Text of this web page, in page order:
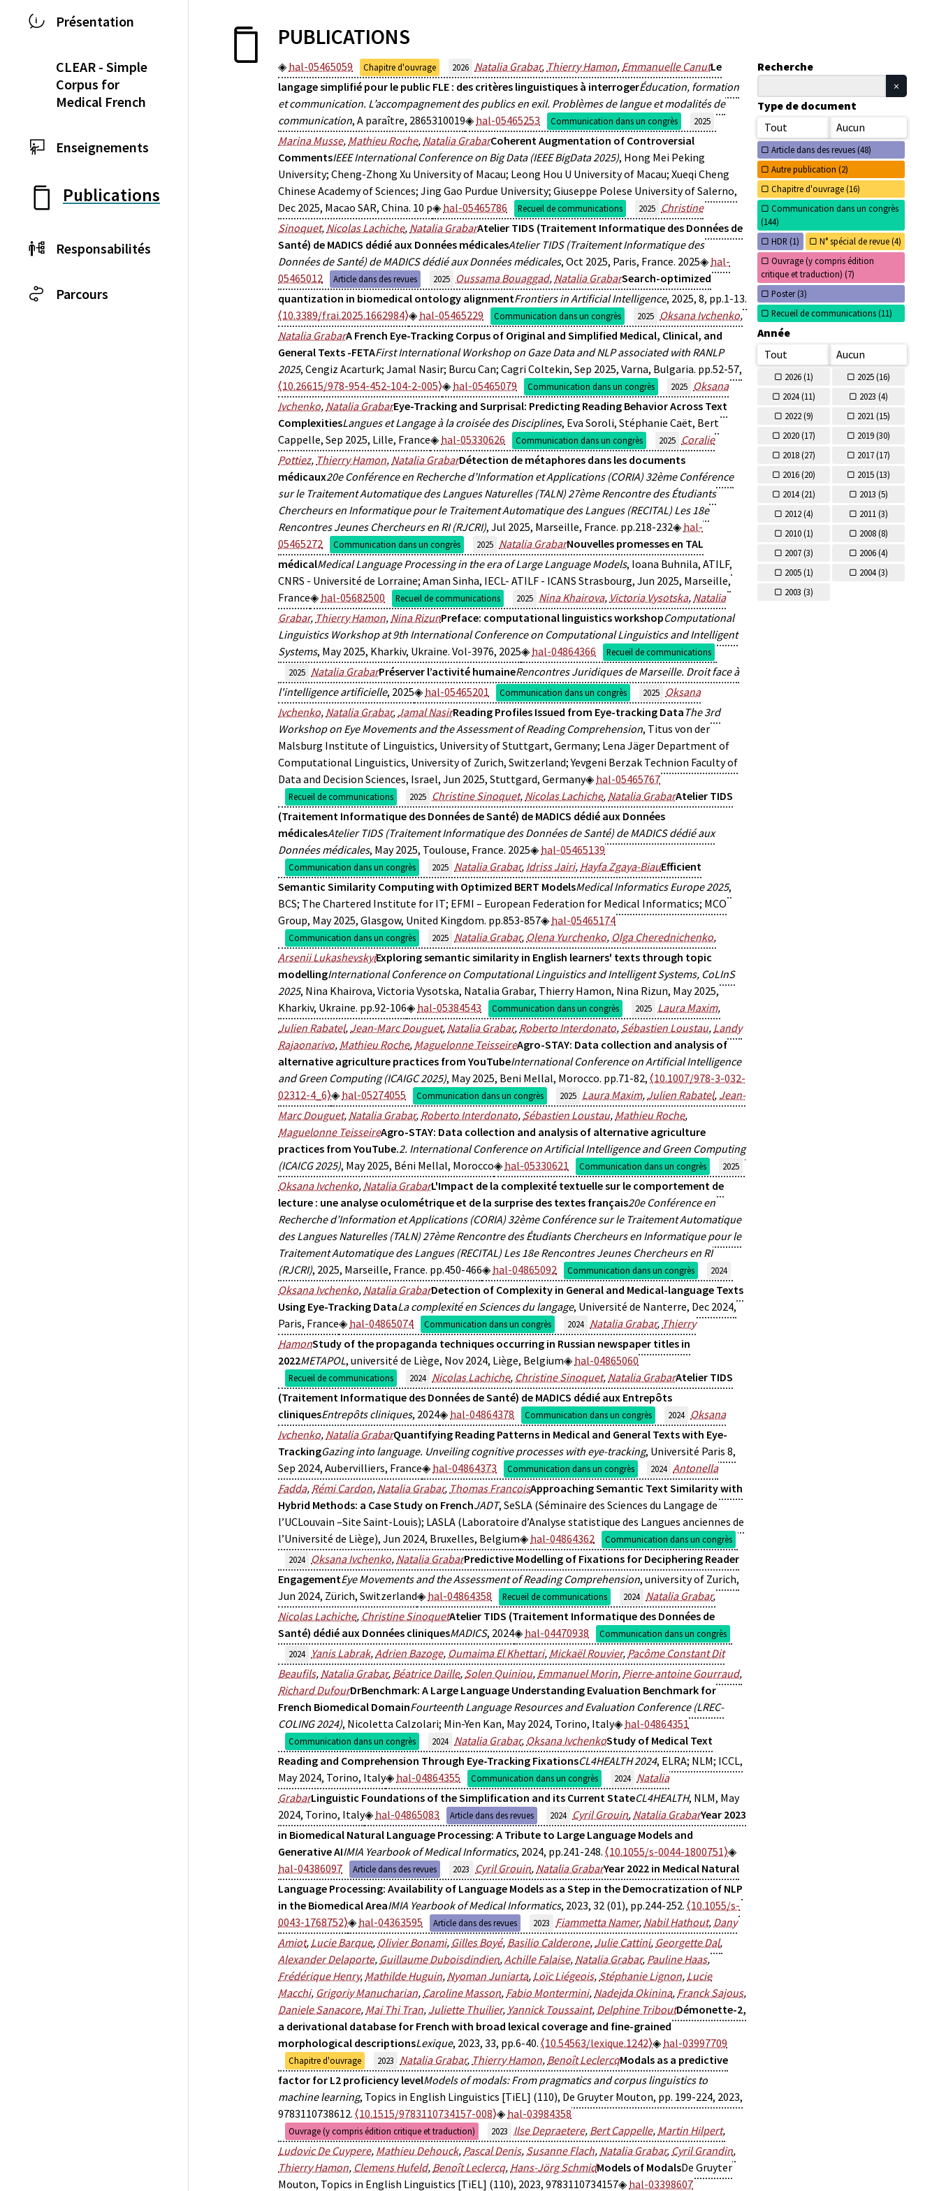
Présentation
CLEAR - Simple
Corpus for
Medical French
Enseignements
Publications
Responsabilités
Parcours
PUBLICATIONS
hal-05465059 Chapitre d'ouvrage 2026 Natalia Grabar, Thierry Hamon, Emmanuelle CanutLe
langage simplifié pour le public FLE : des critères linguistiques à interrogerÉducation, formation
et communication. L’accompagnement des publics en exil. Problèmes de langue et modalités de
communication, A paraître, 2865310019 hal-05465253 Communication dans un congrès 2025
Marina Musse, Mathieu Roche, Natalia GrabarCoherent Augmentation of Controversial
CommentsIEEE International Conference on Big Data (IEEE BigData 2025), Hong Mei Peking
University; Cheng-Zhong Xu University of Macau; Leong Hou U University of Macau; Xueqi Cheng
Chinese Academy of Sciences; Jing Gao Purdue University; Giuseppe Polese University of Salerno,
Dec 2025, Macao SAR, China. 10 p
hal-05465786 Recueil de communications 2025
Christine
Sinoquet, Nicolas Lachiche, Natalia GrabarAtelier TIDS (Traitement Informatique des Données de
Santé) de MADICS dédié aux Données médicalesAtelier TIDS (Traitement Informatique des
Données de Santé) de MADICS dédié aux Données médicales, Oct 2025, Paris, France. 2025
hal-
05465012
Article dans des revues 2025 Oussama Bouaggad, Natalia GrabarSearch-optimized
quantization in biomedical ontology alignmentFrontiers in Artificial Intelligence, 2025, 8, pp.1-13.
⟨10.3389/frai.2025.1662984⟩
hal-05465229 Communication dans un congrès 2025 Oksana Ivchenko,
Natalia GrabarA French Eye-Tracking Corpus of Original and Simplified Medical, Clinical, and
General Texts -FETAFirst International Workshop on Gaze Data and NLP associated with RANLP
2025, Cengiz Acarturk; Jamal Nasir; Burcu Can; Cagri Coltekin, Sep 2025, Varna, Bulgaria. pp.52-57,
⟨10.26615/978-954-452-104-2-005⟩
hal-05465079 Communication dans un congrès 2025
Oksana
Ivchenko, Natalia GrabarEye-Tracking and Surprisal: Predicting Reading Behavior Across Text
ComplexitiesLangues et Langage à la croisée des Disciplines, Eva Soroli, Stéphanie Caët, Bert
Cappelle, Sep 2025, Lille, France
hal-05330626 Communication dans un congrès 2025
Coralie
Pottiez, Thierry Hamon, Natalia GrabarDétection de métaphores dans les documents
médicaux20e Conférence en Recherche d’Information et Applications (CORIA) 32ème Conférence
sur le Traitement Automatique des Langues Naturelles (TALN) 27ème Rencontre des Étudiants
Chercheurs en Informatique pour le Traitement Automatique des Langues (RECITAL) Les 18e
Rencontres Jeunes Chercheurs en RI (RJCRI), Jul 2025, Marseille, France. pp.218-232
hal-
05465272
Communication dans un congrès 2025 Natalia GrabarNouvelles promesses en TAL
médicalMedical Language Processing in the era of Large Language Models, Ioana Buhnila, ATILF,
CNRS - Université de Lorraine; Aman Sinha, IECL- ATILF - ICANS Strasbourg, Jun 2025, Marseille,
France
hal-05682500 Recueil de communications 2025 Nina Khairova, Victoria Vysotska, Natalia
Grabar, Thierry Hamon, Nina RizunPreface: computational linguistics workshopComputational
Linguistics Workshop at 9th International Conference on Computational Linguistics and Intelligent
Systems, May 2025, Kharkiv, Ukraine. Vol-3976, 2025 hal-04864366
Recueil de communications
2025 Natalia GrabarPréserver l’activité humaineRencontres Juridiques de Marseille. Droit face à
l'intelligence artificielle, 2025 hal-05465201 Communication dans un congrès 2025
Oksana
Ivchenko, Natalia Grabar, Jamal NasirReading Profiles Issued from Eye-tracking Data The 3rd
Workshop on Eye Movements and the Assessment of Reading Comprehension, Titus von der
Malsburg Institute of Linguistics, University of Stuttgart, Germany; Lena Jäger Department of
Computational Linguistics, University of Zurich, Switzerland; Yevgeni Berzak Technion Faculty of
Data and Decision Sciences, Israel, Jun 2025, Stuttgard, Germany
hal-05465767
Recueil de communications 2025 Christine Sinoquet, Nicolas Lachiche, Natalia GrabarAtelier TIDS
(Traitement Informatique des Données de Santé) de MADICS dédié aux Données
médicalesAtelier TIDS (Traitement Informatique des Données de Santé) de MADICS dédié aux
Données médicales, May 2025, Toulouse, France. 2025 hal-05465139
Communication dans un congrès 2025 Natalia Grabar, Idriss Jairi, Hayfa Zgaya-BiauEfficient
Semantic Similarity Computing with Optimized BERT ModelsMedical Informatics Europe 2025,
BCS; The Chartered Institute for IT; EFMI – European Federation for Medical Informatics; MCO
Group, May 2025, Glasgow, United Kingdom. pp.853-857
hal-05465174
Communication dans un congrès 2025 Natalia Grabar, Olena Yurchenko, Olga Cherednichenko,
Arsenii LukashevskyiExploring semantic similarity in English learners' texts through topic
modellingInternational Conference on Computational Linguistics and Intelligent Systems, CoLInS
2025, Nina Khairova, Victoria Vysotska, Natalia Grabar, Thierry Hamon, Nina Rizun, May 2025,
Kharkiv, Ukraine. pp.92-106
hal-05384543 Communication dans un congrès 2025 Laura Maxim,
Julien Rabatel, Jean-Marc Douguet, Natalia Grabar, Roberto Interdonato, Sébastien Loustau, Landy
Rajaonarivo, Mathieu Roche, Maguelonne TeisseireAgro-STAY: Data collection and analysis of
alternative agriculture practices from YouTubeInternational Conference on Artificial Intelligence
and Green Computing (ICAIGC 2025), May 2025, Beni Mellal, Morocco. pp.71-82, ⟨10.1007/978-3-032-
02312-4_6⟩
hal-05274055 Communication dans un congrès 2025 Laura Maxim, Julien Rabatel, Jean-
Marc Douguet, Natalia Grabar, Roberto Interdonato, Sébastien Loustau, Mathieu Roche,
Maguelonne TeisseireAgro-STAY: Data collection and analysis of alternative agriculture
practices from YouTube.2. International Conference on Artificial Intelligence and Green Computing
(ICAICG 2025), May 2025, Béni Mellal, Morocco hal-05330621 Communication dans un congrès 2025
Oksana Ivchenko, Natalia GrabarL'Impact de la complexité textuelle sur le comportement de
lecture : une analyse oculométrique et de la surprise des textes français20e Conférence en
Recherche d’Information et Applications (CORIA) 32ème Conférence sur le Traitement Automatique
des Langues Naturelles (TALN) 27ème Rencontre des Étudiants Chercheurs en Informatique pour le
Traitement Automatique des Langues (RECITAL) Les 18e Rencontres Jeunes Chercheurs en RI
(RJCRI), 2025, Marseille, France. pp.450-466 hal-04865092 Communication dans un congrès 2024
Oksana Ivchenko, Natalia GrabarDetection of Complexity in General and Medical-language Texts
Using Eye-Tracking DataLa complexité en Sciences du langage, Université de Nanterre, Dec 2024,
Paris, France
hal-04865074 Communication dans un congrès 2024 Natalia Grabar, Thierry
HamonStudy of the propaganda techniques occurring in Russian newspaper titles in
2022METAPOL, université de Liège, Nov 2024, Liège, Belgium hal-04865060
Recueil de communications 2024 Nicolas Lachiche, Christine Sinoquet, Natalia GrabarAtelier TIDS
(Traitement Informatique des Données de Santé) de MADICS dédié aux Entrepôts
cliniquesEntrepôts cliniques, 2024 hal-04864378 Communication dans un congrès 2024
Oksana
Ivchenko, Natalia GrabarQuantifying Reading Patterns in Medical and General Texts with Eye-
TrackingGazing into language. Unveiling cognitive processes with eye-tracking, Université Paris 8,
Sep 2024, Aubervilliers, France
hal-04864373 Communication dans un congrès 2024 Antonella
Fadda, Rémi Cardon, Natalia Grabar, Thomas FrancoisApproaching Semantic Text Similarity with
Hybrid Methods: a Case Study on FrenchJADT, SeSLA (Séminaire des Sciences du Langage de
l’UCLouvain –Site Saint-Louis); LASLA (Laboratoire d’Analyse statistique des Langues anciennes de
l’Université de Liège), Jun 2024, Bruxelles, Belgium
hal-04864362
Communication dans un congrès
2024
Oksana Ivchenko, Natalia GrabarPredictive Modelling of Fixations for Deciphering Reader
EngagementEye Movements and the Assessment of Reading Comprehension, university of Zurich,
Jun 2024, Zürich, Switzerland
hal-04864358 Recueil de communications 2024 Natalia Grabar,
Nicolas Lachiche, Christine SinoquetAtelier TIDS (Traitement Informatique des Données de
Santé) dédié aux Données cliniquesMADICS, 2024 hal-04470938
Communication dans un congrès
2024
Yanis Labrak,Adrien Bazoge, Oumaima El Khettari, Mickaël Rouvier, Pacôme Constant Dit
Beaufils, Natalia Grabar, Béatrice Daille, Solen Quiniou, Emmanuel Morin, Pierre‐antoine Gourraud,
Richard DufourDrBenchmark: A Large Language Understanding Evaluation Benchmark for
French Biomedical DomainFourteenth Language Resources and Evaluation Conference (LREC-
COLING 2024), Nicoletta Calzolari; Min-Yen Kan, May 2024, Torino, Italy hal-04864351
Communication dans un congrès 2024 Natalia Grabar, Oksana IvchenkoStudy of Medical Text
Reading and Comprehension Through Eye-Tracking FixationsCL4HEALTH 2024, ELRA; NLM; ICCL,
May 2024, Torino, Italy
hal-04864355 Communication dans un congrès 2024 Natalia
GrabarLinguistic Foundations of the Simplification and its Current StateCL4HEALTH, NLM, May
2024, Torino, Italy
hal-04865083 Article dans des revues 2024 Cyril Grouin, Natalia GrabarYear 2023
in Biomedical Natural Language Processing: A Tribute to Large Language Models and
Generative AIIMIA Yearbook of Medical Informatics, 2024, pp.241-248. ⟨10.1055/s-0044-1800751⟩
hal-04386097
Article dans des revues 2023 Cyril Grouin, Natalia GrabarYear 2022 in Medical Natural
Language Processing: Availability of Language Models as a Step in the Democratization of NLP
in the Biomedical AreaIMIA Yearbook of Medical Informatics, 2023, 32 (01), pp.244-252. ⟨10.1055/s-
0043-1768752⟩
hal-04363595 Article dans des revues 2023 Fiammetta Namer, Nabil Hathout, Dany
Amiot, Lucie Barque, Olivier Bonami, Gilles Boyé, Basilio Calderone, Julie Cattini, Georgette Dal,
Alexander Delaporte, Guillaume Duboisdindien,Achille Falaise, Natalia Grabar, Pauline Haas,
Frédérique Henry, Mathilde Huguin, Nyoman Juniarta, Loïc Liégeois, Stéphanie Lignon, Lucie
Macchi, Grigoriy Manucharian, Caroline Masson, Fabio Montermini, Nadejda Okinina, Franck Sajous,
Daniele Sanacore, Mai Thi Tran, Juliette Thuilier, Yannick Toussaint, Delphine TriboutDémonette-2,
a derivational database for French with broad lexical coverage and fine-grained
morphological descriptionsLexique, 2023, 33, pp.6-40. ⟨10.54563/lexique.1242⟩ hal-03997709
Chapitre d'ouvrage 2023 Natalia Grabar, Thierry Hamon, Benoît LeclercqModals as a predictive
factor for L2 proficiency levelModels of modals: From pragmatics and corpus linguistics to
machine learning, Topics in English Linguistics [TiEL] (110), De Gruyter Mouton, pp. 199-224, 2023,
9783110738612. ⟨10.1515/9783110734157-008⟩ hal-03984358
Ouvrage (y compris édition critique et traduction) 2023 Ilse Depraetere, Bert Cappelle, Martin Hilpert,
Ludovic De Cuypere, Mathieu Dehouck, Pascal Denis, Susanne Flach, Natalia Grabar, Cyril Grandin,
Thierry Hamon, Clemens Hufeld, Benoît Leclercq, Hans-Jörg SchmidModels of ModalsDe Gruyter
Mouton, Topics in English Linguistics [TiEL] (110), 2023, 9783110734157
hal-03398607
Recherche
Type de document
Tout
Aucun
Article dans des revues (48)
Autre publication (2)
Chapitre d'ouvrage (16)
Communication dans un congrès
(144)
HDR (1) N° spécial de revue (4)
Ouvrage (y compris édition
critique et traduction) (7)
Poster (3)
Recueil de communications (11)
Année
Tout
Aucun
2026 (1) 2025 (16)
2024 (11) 2023 (4)
2022 (9) 2021 (15)
2020 (17) 2019 (30)
2018 (27) 2017 (17)
2016 (20) 2015 (13)
2014 (21) 2013 (5)
2012 (4) 2011 (3)
2010 (1) 2008 (8)
2007 (3) 2006 (4)
2005 (1) 2004 (3)
2003 (3)